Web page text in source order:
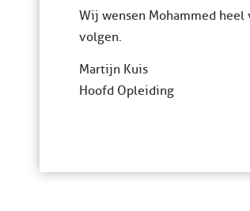
Wij wensen Mohammed
volgen.
Martijn Kuis
Hoofd Opleiding